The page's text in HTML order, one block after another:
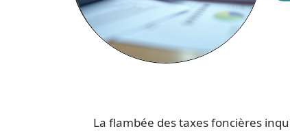
La flambée des taxes foncières